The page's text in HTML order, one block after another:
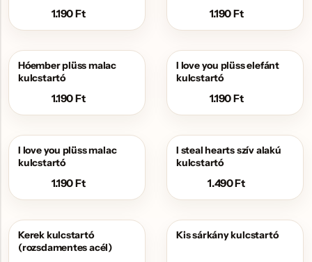
1.190Ft 1.190Ft
Hóember plüss malac
kulcstartó
1.190Ft
I love you plüss elefánt
kulcstartó
1.190Ft
I love you plüss malac
kulcstartó
1.190Ft
I steal hearts szív alakú
kulcstartó
1.490Ft
Kerek kulcstartó
(rozsdamentes acél)
Kis sárkány kulcstartó